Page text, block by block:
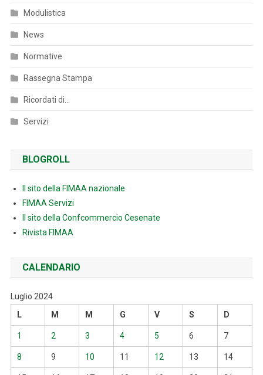
Modulistica
News
Normative
Rassegna Stampa
Ricordati di…
Servizi
BLOGROLL
Il sito della FIMAA nazionale
FIMAA Servizi
Il sito della Confcommercio Cesenate
Rivista FIMAA
CALENDARIO
Luglio 2024
L
M M G V S D
1 2 3 4 5 6 7
8 9 10 11 12 13 14